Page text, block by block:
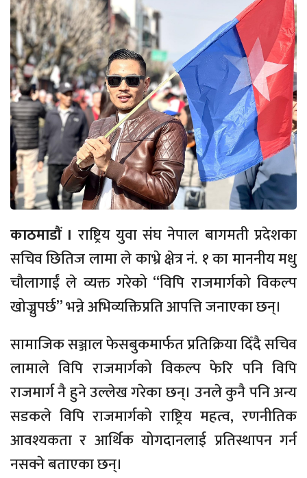
काठमाडौं । राष्ट्रिय युवा संघ नेपाल बागमती प्रदेशका
सचिव छितिज लामा ले काभ्रे क्षेत्र नं. १ का माननीय मधु
चौलागाईं ले व्यक्त गरेको “विपि राजमार्गको विकल्प
खोज्नुपर्छ” भन्ने अभिव्यक्तिप्रति आपत्ति जनाएका छन्।
सामाजिक सञ्जाल फेसबुकमार्फत प्रतिक्रिया दिँदै सचिव
लामाले विपि राजमार्गको विकल्प फेरि पनि विपि
राजमार्ग नै हुने उल्लेख गरेका छन्। उनले कुनै पनि अन्य
सडकले विपि राजमार्गको राष्ट्रिय महत्व, रणनीतिक
आवश्यकता र आर्थिक योगदानलाई प्रतिस्थापन गर्न
नसक्ने बताएका छन्।